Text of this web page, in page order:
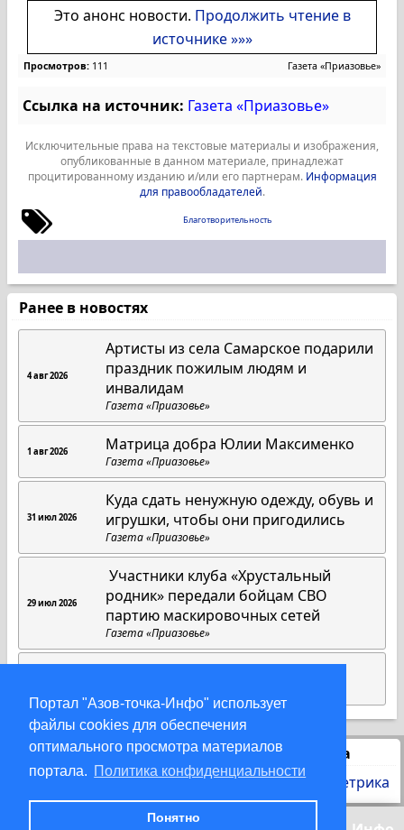
Портал "Азов-точка-Инфо" использует
файлы cookies для обеспечения
оптимального просмотра материалов
портала. Политика конфиденциальности
Понятно
Это анонс новости. Продолжить чтение в
источнике »»»
Просмотров: 111 Газета «Приазовье»
Ссылка на источник: Газета «Приазовье»
Исключительные права на текстовые материалы и изображения,
опубликованные в данном материале, принадлежат
процитированному изданию и/или его партнерам. Информация
для правообладателей.
Благотворительность
Ранее в новостях
4 авг 2026
Артисты из села Самарское подарили
праздник пожилым людям и
инвалидам
Газета «Приазовье»
1 авг 2026 Матрица добра Юлии Максименко
Газета «Приазовье»
31 июл 2026
Куда сдать ненужную одежду, обувь и
игрушки, чтобы они пригодились
Газета «Приазовье»
29 июл 2026
Участники клуба «Хрустальный
родник» передали бойцам СВО
партию маскировочных сетей
Газета «Приазовье»
Статистика